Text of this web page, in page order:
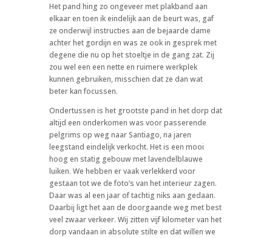
Het pand hing zo ongeveer met plakband aan
elkaar en toen ik eindelijk aan de beurt was, gaf
ze onderwijl instructies aan de bejaarde dame
achter het gordijn en was ze ook in gesprek met
degene die nu op het stoeltje in de gang zat. Zij
zou wel een een nette en ruimere werkplek
kunnen gebruiken, misschien dat ze dan wat
beter kan focussen.
Ondertussen is het grootste pand in het dorp dat
altijd een onderkomen was voor passerende
pelgrims op weg naar Santiago, na jaren
leegstand eindelijk verkocht. Het is een mooi
hoog en statig gebouw met lavendelblauwe
luiken. We hebben er vaak verlekkerd voor
gestaan tot we de foto’s van het interieur zagen.
Daar was al een jaar of tachtig niks aan gedaan.
Daarbij ligt het aan de doorgaande weg met best
veel zwaar verkeer. Wij zitten vijf kilometer van het
dorp vandaan in absolute stilte en dat willen we